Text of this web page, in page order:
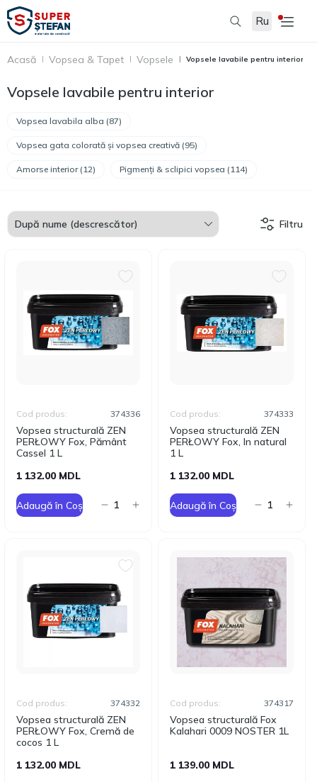
Ru
Acasă Vopsea & Tapet Vopsele Vopsele lavabile pentru interior
Vopsele lavabile pentru interior
Vopsea lavabila alba (87)
Vopsea gata colorată și vopsea creativă (95)
Amorse interior (12) Pigmenți & sclipici vopsea (114)
Filtru
Vopsea structurală ZEN
PERŁOWY Fox, Pământ
Cassel 1 L
Cod produs: 374336
1 132.00 MDL
Adaugă în Coș
Vopsea structurală ZEN
PERŁOWY Fox, In natural
1 L
Cod produs: 374333
1 132.00 MDL
Adaugă în Coș
Vopsea structurală ZEN
PERŁOWY Fox, Cremă de
cocos 1 L
Cod produs: 374332
1 132.00 MDL
Vopsea structurală Fox
Kalahari 0009 NOSTER 1L
Cod produs: 374317
1 139.00 MDL